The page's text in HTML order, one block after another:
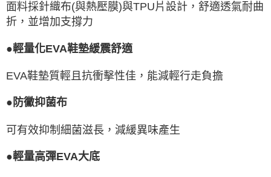
面料採針織布(與熱壓膜)與TPU片設計，舒適透氣耐曲
折，並增加支撐力
●輕量化EVA鞋墊緩震舒適
EVA鞋墊質輕且抗衝擊性佳，能減輕行走負擔
●防黴抑菌布
可有效抑制細菌滋長，減緩異味產生
●輕量高彈EVA大底